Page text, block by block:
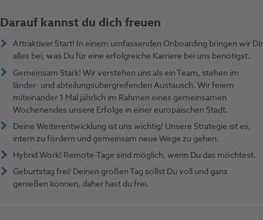
Darauf kannst du dich freuen
Attraktiver Start! In einem umfassenden Onboarding bringen wir Dir
alles bei, was Du für eine erfolgreiche Karriere bei uns benötigst.
Gemeinsam Stark! Wir verstehen uns als ein Team, stehen im
länder- und abteilungsübergreifenden Austausch. Wir feiern
miteinander 1 Mal jährlich im Rahmen eines gemeinsamen
Wochenendes unsere Erfolge in einer europäischen Stadt.
Deine Weiterentwicklung ist uns wichtig! Unsere Strategie ist es,
intern zu fördern und gemeinsam neue Wege zu gehen.
Hybrid Work! Remote-Tage sind möglich, wenn Du das möchtest.
Geburtstag frei! Deinen großen Tag sollst Du voll und ganz
genießen können, daher hast du frei.